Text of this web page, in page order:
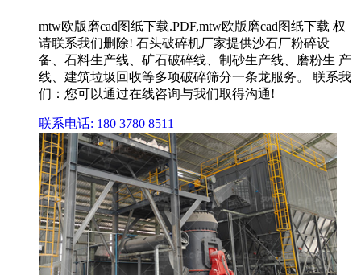
mtw欧版磨cad图纸下载.PDF,mtw欧版磨cad图纸下载 权
请联系我们删除! 石头破碎机厂家提供沙石厂粉碎设
备、石料生产线、矿石破碎线、制砂生产线、磨粉生 产
线、建筑垃圾回收等多项破碎筛分一条龙服务。 联系我
们：您可以通过在线咨询与我们取得沟通!
联系电话: 180 3780 8511